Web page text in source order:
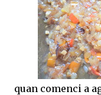
quan comenci a